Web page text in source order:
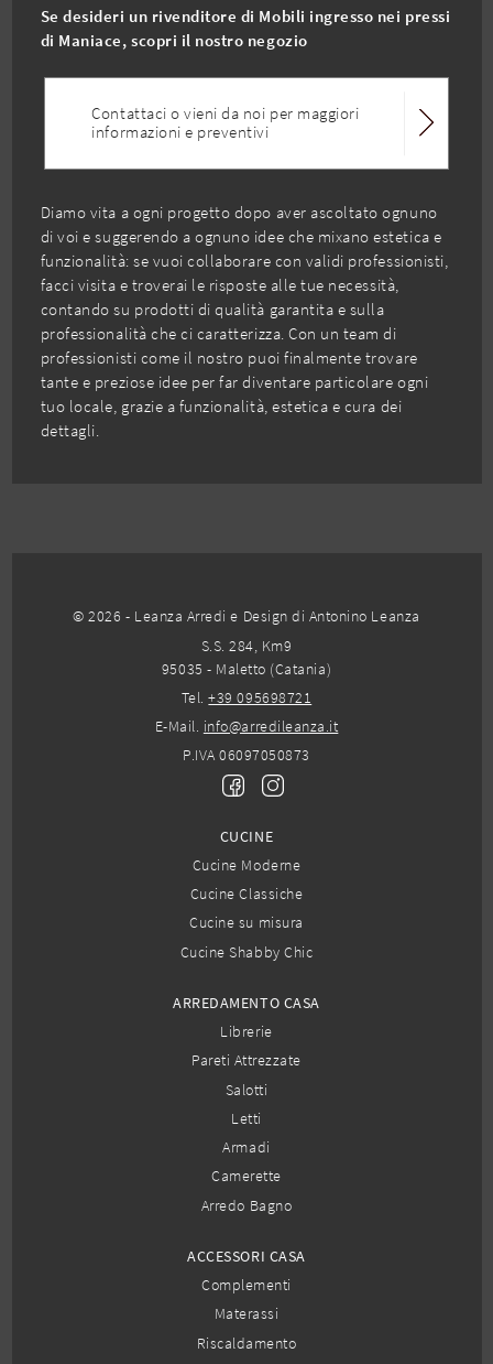
Se desideri un rivenditore di Mobili ingresso nei pressi
di Maniace, scopri il nostro negozio
Contattaci o vieni da noi per maggiori
informazioni e preventivi
Diamo vita a ogni progetto dopo aver ascoltato ognuno
di voi e suggerendo a ognuno idee che mixano estetica e
funzionalità: se vuoi collaborare con validi professionisti,
facci visita e troverai le risposte alle tue necessità,
contando su prodotti di qualità garantita e sulla
professionalità che ci caratterizza. Con un team di
professionisti come il nostro puoi finalmente trovare
tante e preziose idee per far diventare particolare ogni
tuo locale, grazie a funzionalità, estetica e cura dei
dettagli.
© 2026 - Leanza Arredi e Design di Antonino Leanza
S.S. 284, Km9
95035 - Maletto (Catania)
Tel.+39 095698721
E-Mail. info@arredileanza.it
P.IVA 06097050873
CUCINE
Cucine Moderne
Cucine Classiche
Cucine su misura
Cucine Shabby Chic
ARREDAMENTO CASA
Librerie
Pareti Attrezzate
Salotti
Letti
Armadi
Camerette
Arredo Bagno
ACCESSORI CASA
Complementi
Materassi
Riscaldamento